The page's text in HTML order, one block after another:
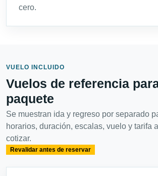
cero.
VUELO INCLUIDO
Vuelos de referencia
paquete
Se muestran ida y regreso por separado
horarios, duración, escalas, vuelo y tarifa
cotizar.
Revalidar antes de reservar